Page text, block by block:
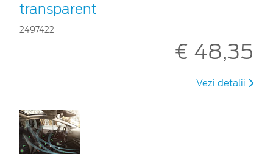
transparent
2497422
€ 48,35
Vezi detalii